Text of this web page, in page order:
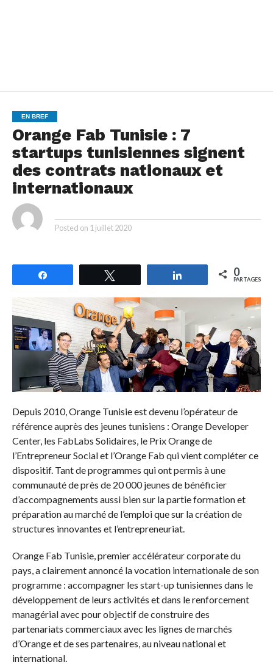
EN BREF
Orange Fab Tunisie : 7
startups tunisiennes signent
des contrats nationaux et
internationaux
Posted on 1 juillet 2020
Partagez 0
PARTAGES
Depuis 2010, Orange Tunisie est devenu l’opérateur de
référence auprès des jeunes tunisiens : Orange Developer
Center, les FabLabs Solidaires, le Prix Orange de
l’Entrepreneur Social et l’Orange Fab qui vient compléter ce
dispositif. Tant de programmes qui ont permis à une
communauté de près de 20 000 jeunes de bénéficier
d’accompagnements aussi bien sur la partie formation et
préparation au marché de l’emploi que sur la création de
structures innovantes et l’entrepreneuriat.
Orange Fab Tunisie, premier accélérateur corporate du
pays, a clairement annoncé la vocation internationale de son
programme : accompagner les start-up tunisiennes dans le
développement de leurs activités et dans le renforcement
managérial avec pour objectif de construire des
partenariats commerciaux avec les lignes de marchés
d’Orange et de ses partenaires, au niveau national et
international.